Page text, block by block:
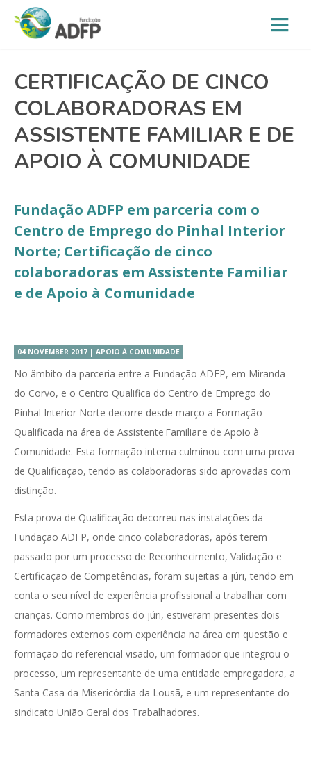
CERTIFICAÇÃO DE CINCO
COLABORADORAS EM
ASSISTENTE FAMILIAR E DE
APOIO À COMUNIDADE
Fundação ADFP em parceria com o
Centro de Emprego do Pinhal Interior
Norte; Certificação de cinco
colaboradoras em Assistente Familiar
e de Apoio à Comunidade
04 NOVEMBER 2017 | APOIO À COMUNIDADE
No âmbito da parceria entre a Fundação ADFP, em Miranda
do Corvo, e o Centro Qualifica do Centro de Emprego do
Pinhal Interior Norte decorre desde março a Formação
Qualificada na área de Assistente Familiar e de Apoio à
Comunidade. Esta formação interna culminou com uma prova
de Qualificação, tendo as colaboradoras sido aprovadas com
distinção.
Esta prova de Qualificação decorreu nas instalações da
Fundação ADFP, onde cinco colaboradoras, após terem
passado por um processo de Reconhecimento, Validação e
Certificação de Competências, foram sujeitas a júri, tendo em
conta o seu nível de experiência profissional a trabalhar com
crianças. Como membros do júri, estiveram presentes dois
formadores externos com experiência na área em questão e
formação do referencial visado, um formador que integrou o
processo, um representante de uma entidade empregadora, a
Santa Casa da Misericórdia da Lousã, e um representante do
sindicato União Geral dos Trabalhadores.